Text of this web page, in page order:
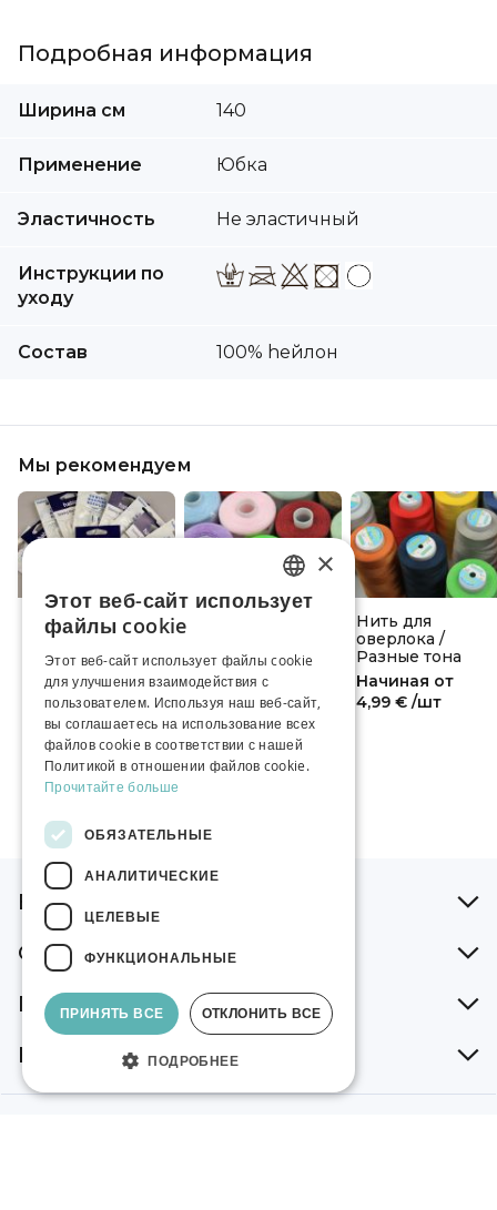
Подробная информация
информация
Ширина cм 140
Применение Юбка
Эластичность Не эластичный
Инструкции по
уходу
Состав 100% hейлон
Мы рекомендуем
Машинные иглы
HABICO
Начиная от
4,29 € /пак
Начиная от
1,79 € /шт
Нить для
оверлока /
Разные тона
Начиная от
4,99 € /шт
В помощь при заказе
О нашей компании
Поддержка
Новостная рассылка
LATVIAN
×
Этот веб-сайт использует
файлы cookie
Этот веб-сайт использует файлы cookie
для улучшения взаимодействия с
пользователем. Используя наш веб-сайт,
вы соглашаетесь на использование всех
файлов cookie в соответствии с нашей
Политикой в ​​отношении файлов cookie.
Прочитайте больше
ОБЯЗАТЕЛЬНЫЕ
АНАЛИТИЧЕСКИЕ
ЦЕЛЕВЫЕ
ФУНКЦИОНАЛЬНЫЕ
ПРИНЯТЬ ВСЕ ОТКЛОНИТЬ ВСЕ
ПОДРОБНЕЕ